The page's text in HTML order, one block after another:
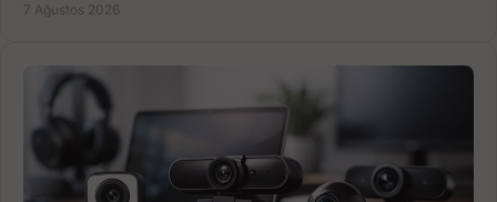
7 Ağustos 2026